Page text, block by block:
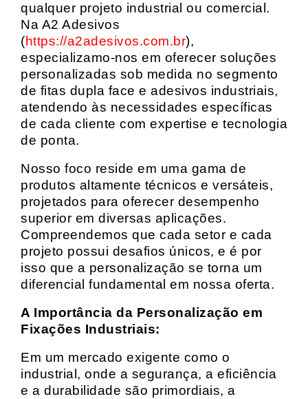
qualquer projeto industrial ou comercial.
Na A2 Adesivos
(https://a2adesivos.com.br),
especializamo-nos em oferecer soluções
personalizadas sob medida no segmento
de fitas dupla face e adesivos industriais,
atendendo às necessidades específicas
de cada cliente com expertise e tecnologia
de ponta.
Nosso foco reside em uma gama de
produtos altamente técnicos e versáteis,
projetados para oferecer desempenho
superior em diversas aplicações.
Compreendemos que cada setor e cada
projeto possui desafios únicos, e é por
isso que a personalização se torna um
diferencial fundamental em nossa oferta.
A Importância da Personalização em
Fixações Industriais:
Em um mercado exigente como o
industrial, onde a segurança, a eficiência
e a durabilidade são primordiais, a